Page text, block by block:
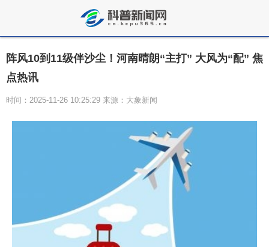
阵风10到11级伴沙尘！河南晴朗“主打” 大风为“配” 焦
点热讯
时间：2025-11-26 10:25:29 来源：大象新闻